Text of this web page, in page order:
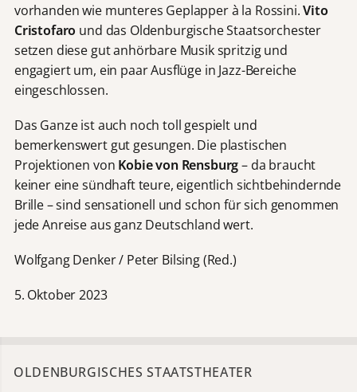
vorhanden wie munteres Geplapper à la Rossini.Vito
Cristofaro und das Oldenburgische Staatsorchester
setzen diese gut anhörbare Musik spritzig und
engagiert um, ein paar Ausflüge in Jazz-Bereiche
eingeschlossen.
Das Ganze ist auch noch toll gespielt und
bemerkenswert gut gesungen. Die plastischen
Projektionen von Kobie von Rensburg– da braucht
keiner eine sündhaft teure, eigentlich sichtbehindernde
Brille – sind sensationell und schon für sich genommen
jede Anreise aus ganz Deutschland wert.
Wolfgang Denker / Peter Bilsing (Red.)
5. Oktober 2023
OLDENBURGISCHES STAATSTHEATER